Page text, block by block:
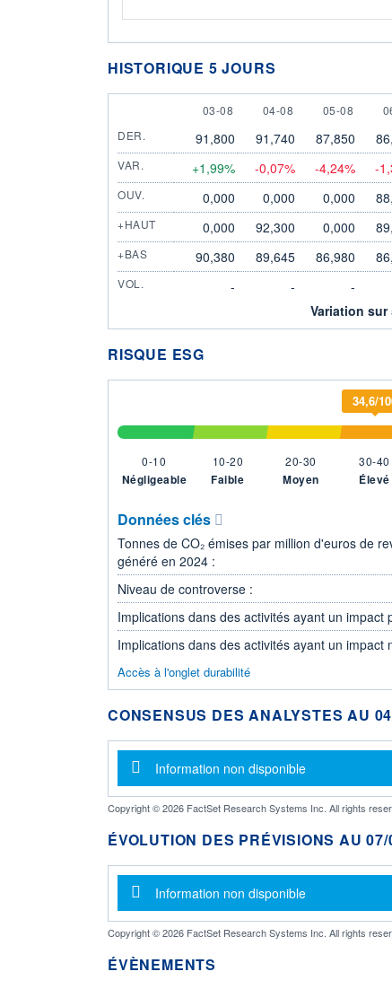
HISTORIQUE 5 JOURS
3 AUGUST
03-08 4 AUGUST
04-08 5 AUGUST
05-08 6
DER.
91,800 91,740 87,850
VAR. +1,99% -0,07% -4,24% -
OUV. 0,000 0,000 0,000
+HAUT 0,000 92,300 0,000
+BAS 90,380 89,645 86,980
VOL. - - -
Variation sur
RISQUE ESG
0-10
Négligeable
10-20
Faible
20-30
Moyen
34,6/
30-40
Élevé
Données clés
Tonnes de CO₂ émises par million d'euros de
généré en 2024 :
Niveau de controverse :
Implications dans des activités ayant un impact
Implications dans des activités ayant un impact
Accès à l'onglet durabilité
CONSENSUS DES ANALYSTES AU
Message d'information
Information non disponible
Copyright © 2026 FactSet Research Systems Inc. All rights
ÉVOLUTION DES PRÉVISIONS AU
Message d'information
Information non disponible
Copyright © 2026 FactSet Research Systems Inc. All rights
ÉVÈNEMENTS